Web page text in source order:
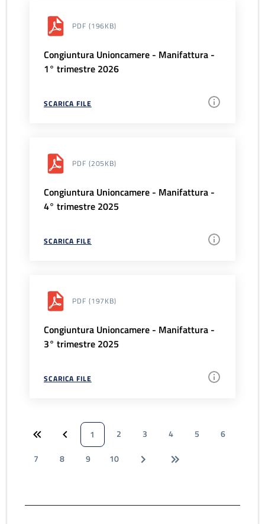
PDF (196KB)
Congiuntura Unioncamere - Manifattura -
1° trimestre 2026
SCARICA FILE
PDF (205KB)
Congiuntura Unioncamere - Manifattura -
4° trimestre 2025
SCARICA FILE
PDF (197KB)
Congiuntura Unioncamere - Manifattura -
3° trimestre 2025
SCARICA FILE
1 2 3 4 5
6
7
8 9 10